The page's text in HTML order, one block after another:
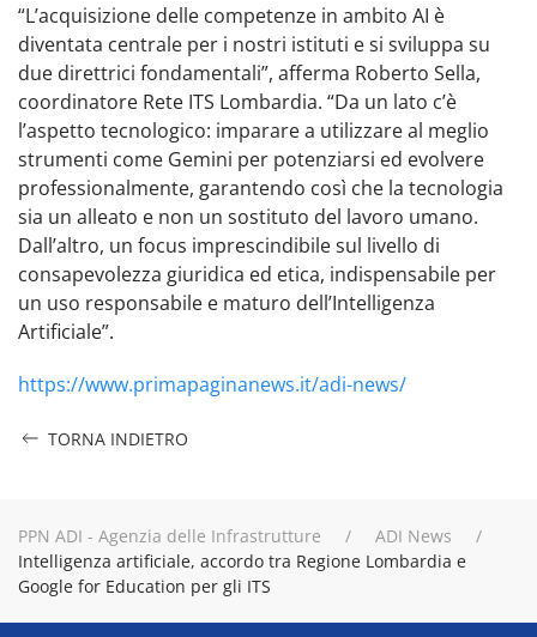
“L’acquisizione delle competenze in ambito AI è
diventata centrale per i nostri istituti e si sviluppa su
due direttrici fondamentali”, afferma Roberto Sella,
coordinatore Rete ITS Lombardia. “Da un lato c’è
l’aspetto tecnologico: imparare a utilizzare al meglio
strumenti come Gemini per potenziarsi ed evolvere
professionalmente, garantendo così che la tecnologia
sia un alleato e non un sostituto del lavoro umano.
Dall’altro, un focus imprescindibile sul livello di
consapevolezza giuridica ed etica, indispensabile per
un uso responsabile e maturo dell’Intelligenza
Artificiale”.
https://www.primapaginanews.it/adi-news/
TORNA INDIETRO
PPN ADI - Agenzia delle Infrastrutture
ADI News
Intelligenza artificiale, accordo tra Regione Lombardia e
Google for Education per gli ITS